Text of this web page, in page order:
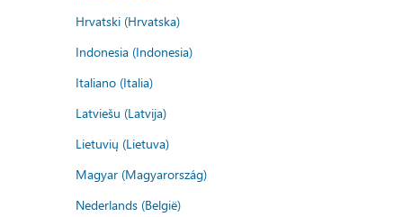
Hrvatski (Hrvatska)
Indonesia (Indonesia)
Italiano (Italia)
Latviešu (Latvija)
Lietuvių (Lietuva)
Magyar (Magyarország)
Nederlands (België)